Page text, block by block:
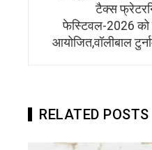
टैक्स
फेस्टिवल-2026
आयोजित,वॉलीबाल
RELATED POSTS